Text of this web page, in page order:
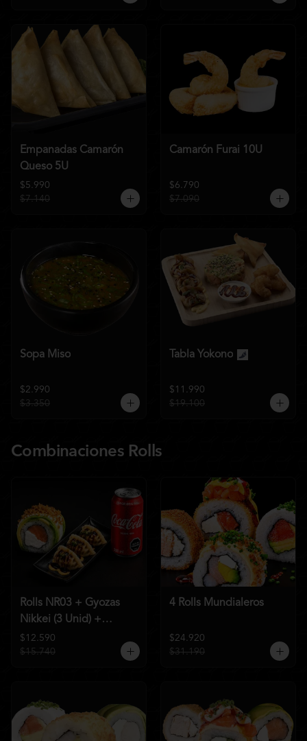
Empanadas Camarón
Queso 5U
$5.990
$7.140
Camarón Furai 10U
$6.790
$7.090
Sopa Miso
$2.990
$3.350
Tabla Yokono
$11.990
$19.100
Combinaciones Rolls
Rolls NR03 + Gyozas
Nikkei (3 Unid) +
Bebida a elección
$12.590
$15.740
4 Rolls Mundialeros
$24.920
$31.190